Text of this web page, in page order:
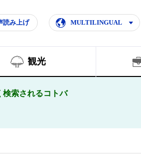
読み上げ MULTILINGUAL
観光
検索されるコトバ